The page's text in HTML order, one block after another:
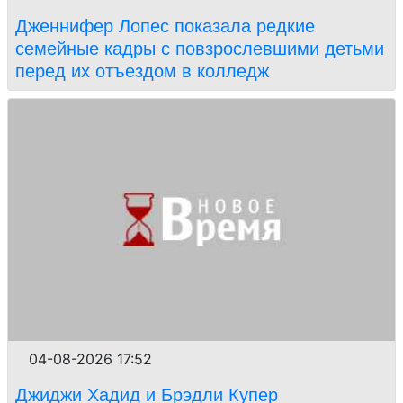
Дженнифер Лопес показала редкие
семейные кадры с повзрослевшими детьми
перед их отъездом в колледж
04-08-2026 17:52
Джиджи Хадид и Брэдли Купер